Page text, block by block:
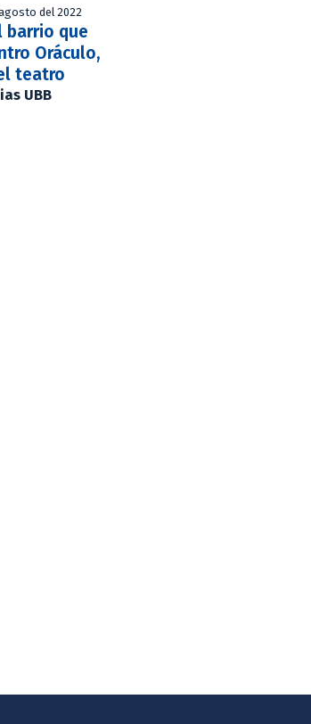
del 2022
barrio que
Oráculo,
teatro
UBB